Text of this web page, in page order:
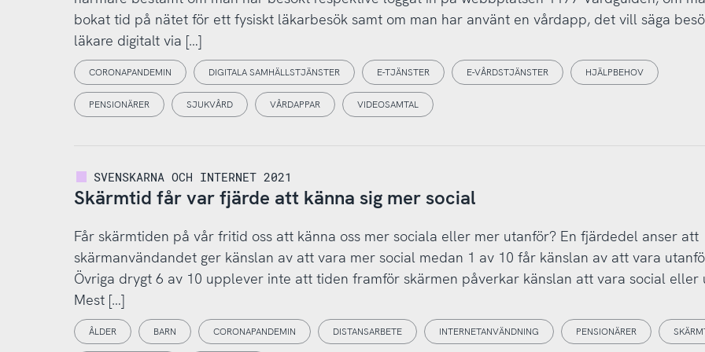
bokat tid på nätet för ett fysiskt läkarbesök samt om man har använt en vårdapp, det vill säga
läkare digitalt via […]
CORONAPANDEMIN DIGITALA SAMHÄLLSTJÄNSTER E-TJÄNSTER E-VÅRDSTJÄNSTER HJÄLPBEHOV
PENSIONÄRER SJUKVÅRD VÅRDAPPAR VIDEOSAMTAL
SVENSKARNA OCH INTERNET 2021
Skärmtid får var fjärde att känna sig mer social
Får skärmtiden på vår fritid oss att känna oss mer sociala eller mer utanför? En fjärdedel anser att
skärmanvändandet ger känslan av att vara mer social medan 1 av 10 får känslan av att vara
Övriga drygt 6 av 10 upplever inte att tiden framför skärmen påverkar känslan att vara social eller
Mest […]
ÅLDER BARN CORONAPANDEMIN DISTANSARBETE INTERNETANVÄNDNING PENSIONÄRER